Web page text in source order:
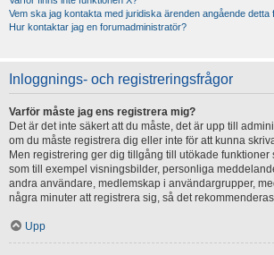
Vem ska jag kontakta med juridiska ärenden angående detta
Hur kontaktar jag en forumadministratör?
Inloggnings- och registreringsfrågor
Varför måste jag ens registrera mig?
Det är det inte säkert att du måste, det är upp till
om du måste registrera dig eller inte för att kunna
Men registrering ger dig tillgång till utökade funktioner
som till exempel visningsbilder, personliga
andra användare, medlemskap i användargrupper,
några minuter att registrera sig, så det
Upp